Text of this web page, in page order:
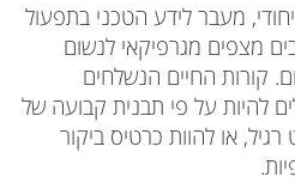
מעבר לידע הטכני בתפעול
מצפים מגרפיקאי לנשום
קורות החיים הנשלחים
להיות על פי תבנית קבועה של
או להוות כרטיס ביקור